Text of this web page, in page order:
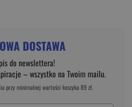
DOSTAWA
do newslettera!
– wszystko na Twoim mailu.
przy minimalnej wartości koszyka 89 zł.